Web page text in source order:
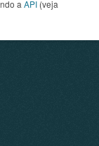
a API (veja